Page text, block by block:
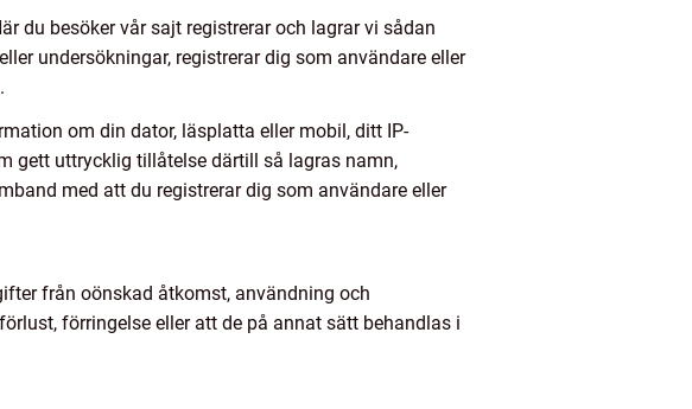
du besöker vår sajt registrerar och lagrar vi sådan
undersökningar, registrerar dig som användare eller
om din dator, läsplatta eller mobil, ditt IP-
gett uttrycklig tillåtelse därtill så lagras namn,
med att du registrerar dig som användare eller
från oönskad åtkomst, användning och
förringelse eller att de på annat sätt behandlas i